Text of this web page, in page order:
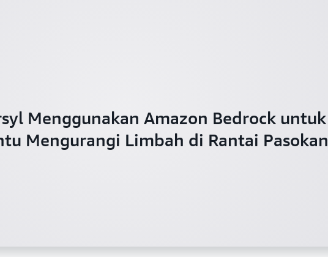
Menggunakan Amazon Bedrock untuk
Mengurangi Limbah di Rantai Pasokan